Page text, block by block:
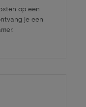
op een
je een